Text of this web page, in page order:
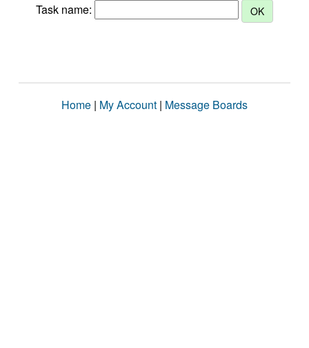
Task name:
Home | My Account | Message Boards